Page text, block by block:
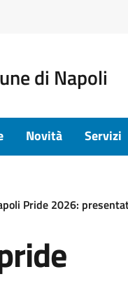
di Napoli
Novità Servizi
Pride 2026: